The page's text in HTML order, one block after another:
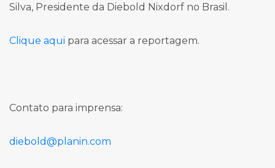
Silva, Presidente da Diebold Nixdorf no Brasil.
Clique aqui para acessar a reportagem.
Contato para imprensa:
diebold@planin.com